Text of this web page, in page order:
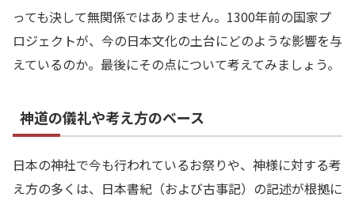
っても決して無関係ではありません。1300年前の国家プ
ロジェクトが、今の日本文化の土台にどのような影響を与
えているのか。最後にその点について考えてみましょう。
神道の儀礼や考え方のベース
日本の神社で今も行われているお祭りや、神様に対する考
え方の多くは、日本書紀（および古事記）の記述が根拠に